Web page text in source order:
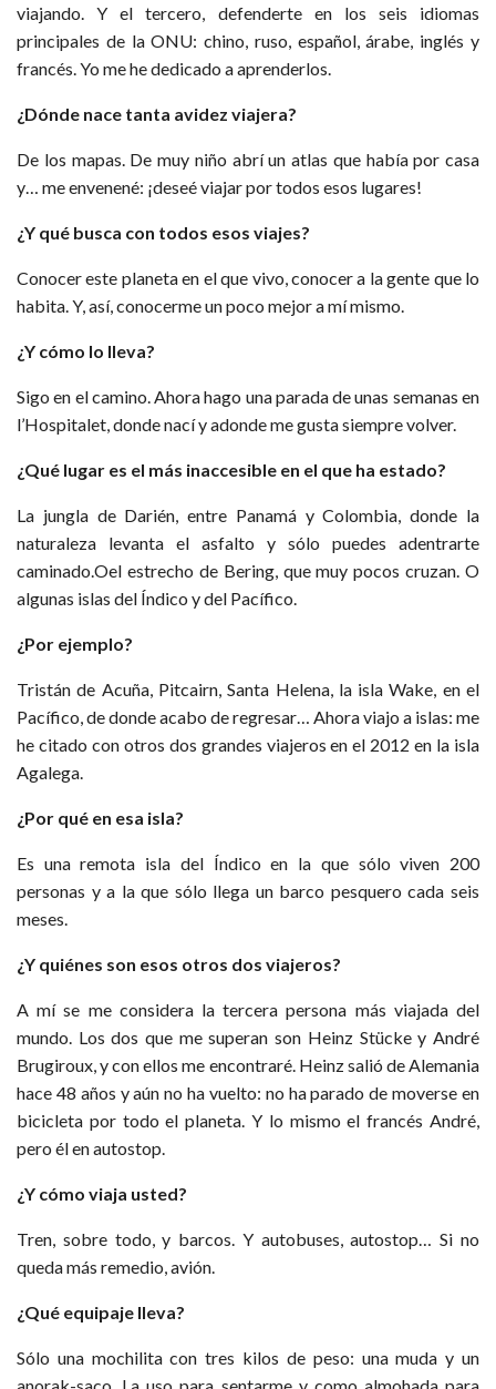
viajando. Y el tercero, defenderte en los seis idiomas
principales de la ONU: chino, ruso, español, árabe, inglés y
francés. Yo me he dedicado a aprenderlos.
¿Dónde nace tanta avidez viajera?
De los mapas. De muy niño abrí un atlas que había por casa
y… me envenené: ¡deseé viajar por todos esos lugares!
¿Y qué busca con todos esos viajes?
Conocer este planeta en el que vivo, conocer a la gente que lo
habita. Y, así, conocerme un poco mejor a mí mismo.
¿Y cómo lo lleva?
Sigo en el camino. Ahora hago una parada de unas semanas en
l’Hospitalet, donde nací y adonde me gusta siempre volver.
¿Qué lugar es el más inaccesible en el que ha estado?
La jungla de Darién, entre Panamá y Colombia, donde la
naturaleza levanta el asfalto y sólo puedes adentrarte
caminado.Oel estrecho de Bering, que muy pocos cruzan. O
algunas islas del Índico y del Pacífico.
¿Por ejemplo?
Tristán de Acuña, Pitcairn, Santa Helena, la isla Wake, en el
Pacífico, de donde acabo de regresar… Ahora viajo a islas: me
he citado con otros dos grandes viajeros en el 2012 en la isla
Agalega.
¿Por qué en esa isla?
Es una remota isla del Índico en la que sólo viven 200
personas y a la que sólo llega un barco pesquero cada seis
meses.
¿Y quiénes son esos otros dos viajeros?
A mí se me considera la tercera persona más viajada del
mundo. Los dos que me superan son Heinz Stücke y André
Brugiroux, y con ellos me encontraré. Heinz salió de Alemania
hace 48 años y aún no ha vuelto: no ha parado de moverse en
bicicleta por todo el planeta. Y lo mismo el francés André,
pero él en autostop.
¿Y cómo viaja usted?
Tren, sobre todo, y barcos. Y autobuses, autostop… Si no
queda más remedio, avión.
¿Qué equipaje lleva?
Sólo una mochilita con tres kilos de peso: una muda y un